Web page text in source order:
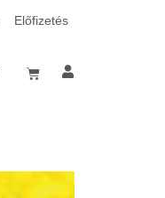
Előfizetés